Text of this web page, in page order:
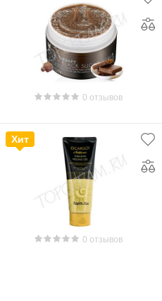
0 отзывов
0 отзывов
Хит